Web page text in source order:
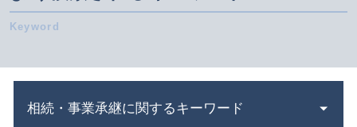
相続・事業承継に関するキーワード